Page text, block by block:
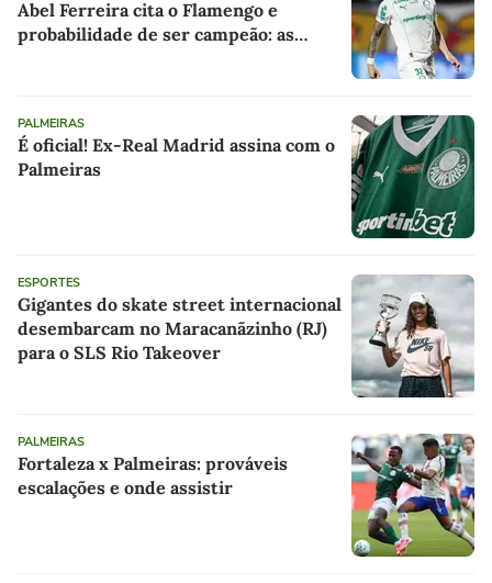
Abel Ferreira cita o Flamengo e
probabilidade de ser campeão: as
PALMEIRAS
É oficial! Ex-Real Madrid assina com o
Palmeiras
ESPORTES
Gigantes do skate street internacional
desembarcam no Maracanãzinho (RJ)
para o SLS Rio Takeover
PALMEIRAS
Fortaleza x Palmeiras: prováveis
escalações e onde assistir